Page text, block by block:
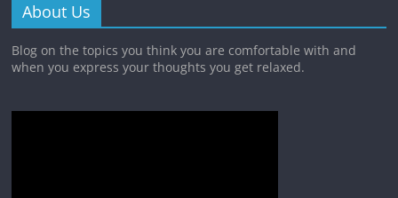
About Us
Blog on the topics you think you are comfortable with and
when you express your thoughts you get relaxed.